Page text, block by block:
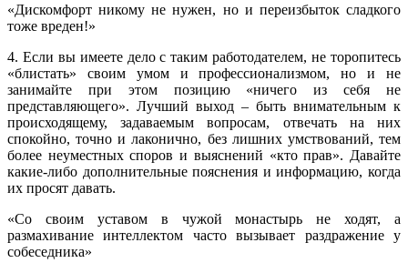
«Дискомфорт никому не нужен, но и переизбыток сладкого
тоже вреден!»
4. Если вы имеете дело с таким работодателем, не торопитесь
«блистать» своим умом и профессионализмом, но и не
занимайте при этом позицию «ничего из себя не
представляющего». Лучший выход – быть внимательным к
происходящему, задаваемым вопросам, отвечать на них
спокойно, точно и лаконично, без лишних умствований, тем
более неуместных споров и выяснений «кто прав». Давайте
какие-либо дополнительные пояснения и информацию, когда
их просят давать.
«Со своим уставом в чужой монастырь не ходят, а
размахивание интеллектом часто вызывает раздражение у
собеседника»